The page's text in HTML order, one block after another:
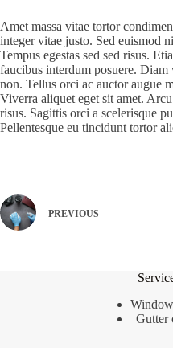
Amet massa vitae tortor
integer vitae justo. Sed euismod
Tempus egestas sed sed risus.
faucibus interdum posuere.
non. Tellus orci ac auctor augue
Viverra aliquet eget sit amet.
risus. Sagittis orci a scelerisque
Pellentesque eu tincidunt tortor
PREVIOUS
Gutter